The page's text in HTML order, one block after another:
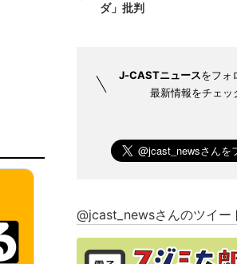
ダ」批判
J-CASTニュースをフォ
最新情報をチェッ
@jcast_newsさんのツイー